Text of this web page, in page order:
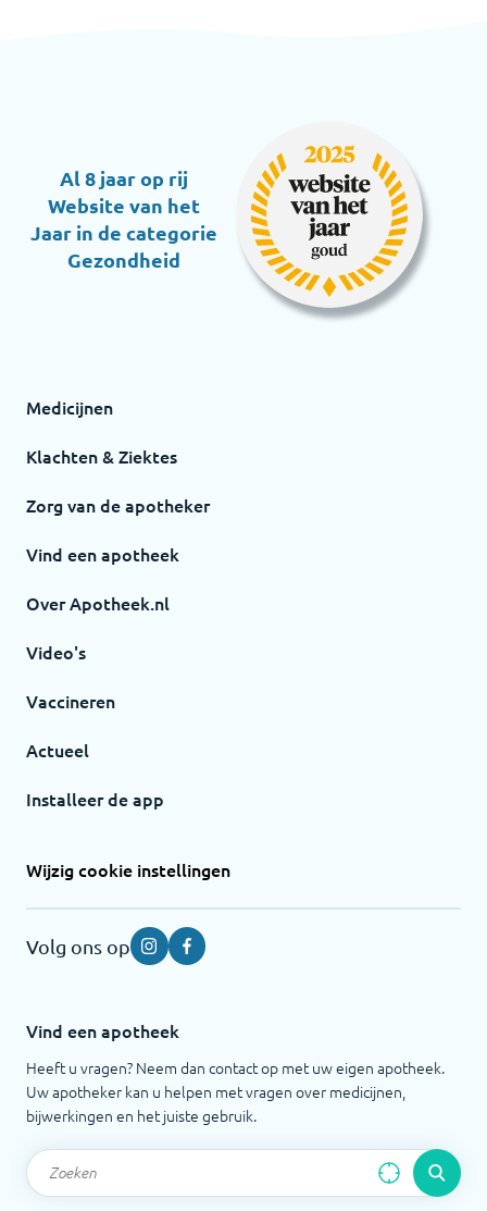
Al 8 jaar op rij
Website van het
Jaar in de categorie
Gezondheid
Medicijnen
Klachten & Ziektes
Zorg van de apotheker
Vind een apotheek
Over Apotheek.nl
Video's
Vaccineren
Actueel
Installeer de app
Wijzig cookie instellingen
Volg ons op InstagramFacebook
Vind een apotheek
Heeft u vragen? Neem dan contact op met uw eigen apotheek.
Uw apotheker kan u helpen met vragen over medicijnen,
bijwerkingen en het juiste gebruik.